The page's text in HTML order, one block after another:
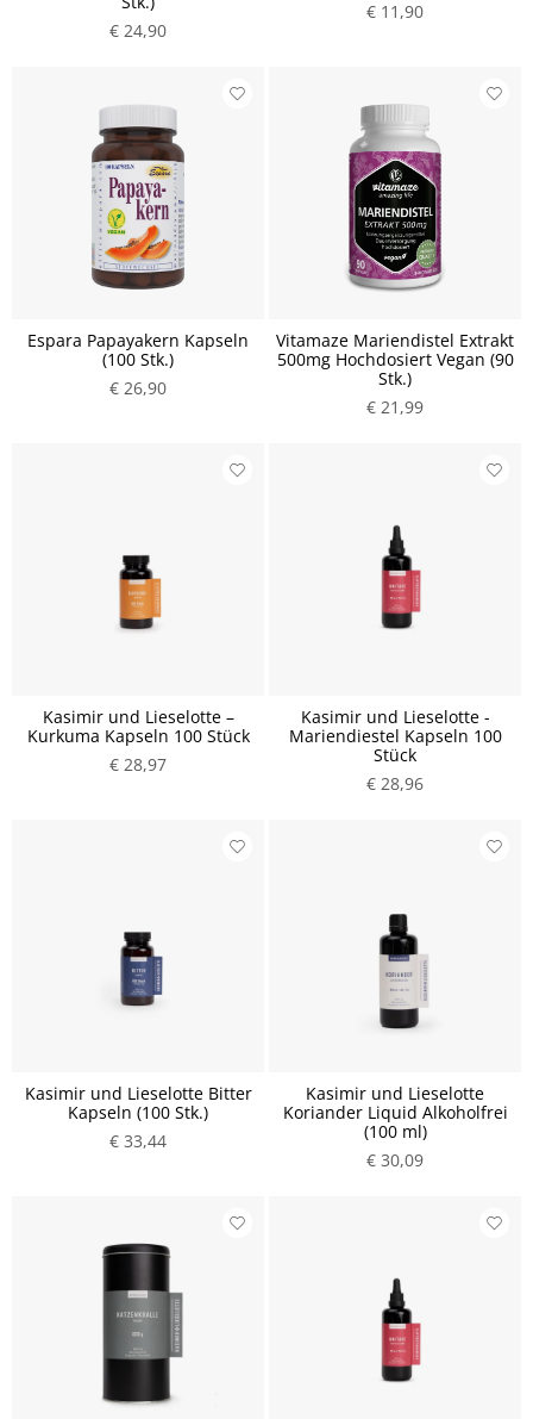
€ 24,90
€ 11,90
Espara Papayakern Kapseln
(100 Stk.)
€ 26,90
Vitamaze Mariendistel Extrakt
500mg Hochdosiert Vegan (90
Stk.)
€ 21,99
Kasimir und Lieselotte –
Kurkuma Kapseln 100 Stück
€ 28,97
Kasimir und Lieselotte -
Mariendiestel Kapseln 100
Stück
€ 28,96
Kasimir und Lieselotte Bitter
Kapseln (100 Stk.)
€ 33,44
Kasimir und Lieselotte
Koriander Liquid Alkoholfrei
(100 ml)
€ 30,09